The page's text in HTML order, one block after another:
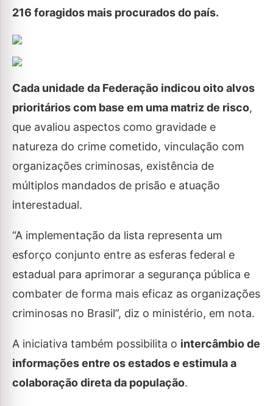
216 foragidos mais procurados do país.
Cada unidade da Federação indicou oito alvos
prioritários com base em uma matriz de risco,
que avaliou aspectos como gravidade e
natureza do crime cometido, vinculação com
organizações criminosas, existência de
múltiplos mandados de prisão e atuação
interestadual.
“A implementação da lista representa um
esforço conjunto entre as esferas federal e
estadual para aprimorar a segurança pública e
combater de forma mais eficaz as organizações
criminosas no Brasil”, diz o ministério, em nota.
A iniciativa também possibilita o intercâmbio de
informações entre os estados e estimula a
colaboração direta da população.